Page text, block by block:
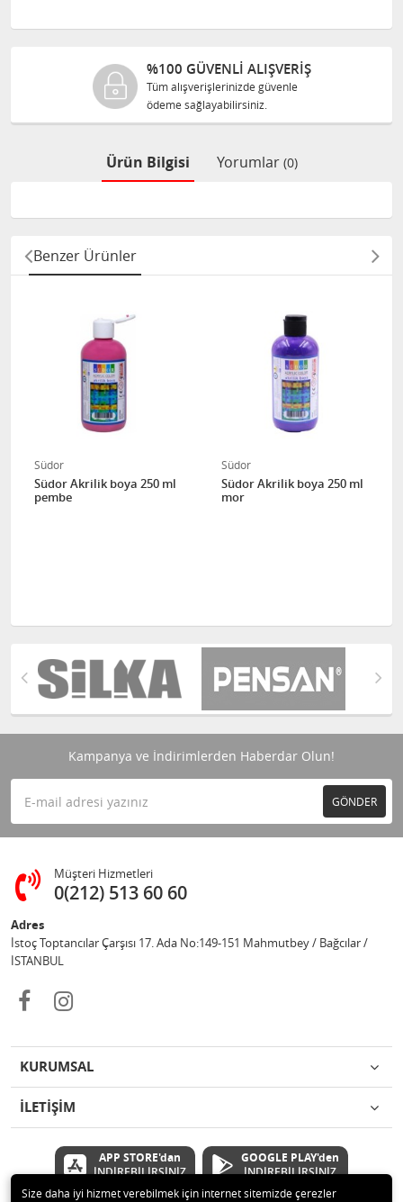
%100 GÜVENLİ ALIŞVERİŞ
Tüm alışverişlerinizde güvenle
ödeme sağlayabilirsiniz.
Ürün Bilgisi Yorumlar (0)
Benzer Ürünler
Südor
Südor Akrilik boya 250 ml
pembe
Südor
Südor Akrilik boya 250 ml
mor
Kampanya ve İndirimlerden Haberdar Olun!
GÖNDER
Müşteri Hizmetleri
0(212) 513 60 60
Adres
İstoç Toptancılar Çarşısı 17. Ada No:149-151 Mahmutbey / Bağcılar /
İSTANBUL
KURUMSAL
İLETİŞİM
APP STORE'dan
İNDİREBİLİRSİNİZ
GOOGLE PLAY'den
İNDİREBİLİRSİNİZ
Size daha iyi hizmet verebilmek için internet sitemizde çerezler